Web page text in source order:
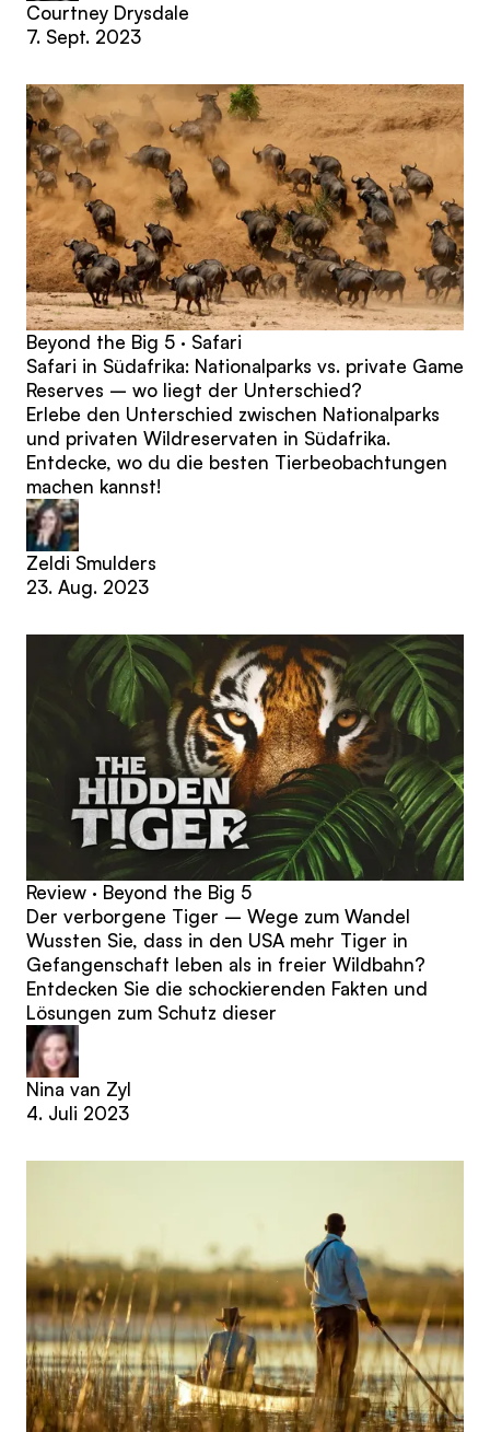
Courtney Drysdale
7. Sept. 2023
Beyond the Big 5 · Safari
Safari in Südafrika: Nationalparks vs. private Game
Reserves – wo liegt der Unterschied?
Erlebe den Unterschied zwischen Nationalparks
und privaten Wildreservaten in Südafrika.
Entdecke, wo du die besten Tierbeobachtungen
machen kannst!
Zeldi Smulders
23. Aug. 2023
Review · Beyond the Big 5
Der verborgene Tiger – Wege zum Wandel
Wussten Sie, dass in den USA mehr Tiger in
Gefangenschaft leben als in freier Wildbahn?
Entdecken Sie die schockierenden Fakten und
Lösungen zum Schutz dieser
Nina van Zyl
4. Juli 2023